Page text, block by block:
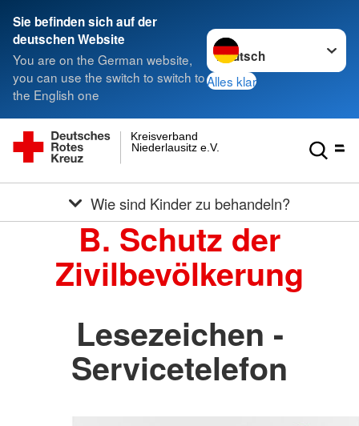
Sie befinden sich auf der
deutschen Website
You are on the German website,
you can use the switch to switch to
the English one
Sprache wechseln zu
Alles klar
Niederlausitz e.V.
Kreisverband
Wie sind Kinder zu behandeln?
B. Schutz der
Zivilbevölkerung
Lesezeichen -
Servicetelefon